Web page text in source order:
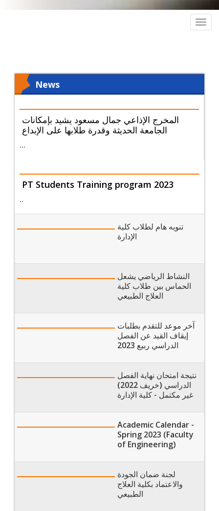
News
المخرج الإذاعي جمال مسعود يشيد بإمكانات
الجامعة الحديثة وقدرة طلابها على الإبداع
…
PT Students Training program 2023
..
تنويه هام لطلاب كلية
الإدارة
النشاط الرياضي يشعل
الحماس بين طلاب كلية
العلاج الطبيعي
آخر موعد للتقدم بطلبات
إيقاف القيد عن الفصل
الدراسي ربيع 2023
نتيجة امتحان نهاية الفصل
الدراسي (خريف 2022)
غير مكتمل - كلية الإدارة
Academic Calendar -
Spring 2023 (Faculty
of Engineering)
لجنة ضمان الجودة
والاعتماد بكلية العلاج
الطبيعي